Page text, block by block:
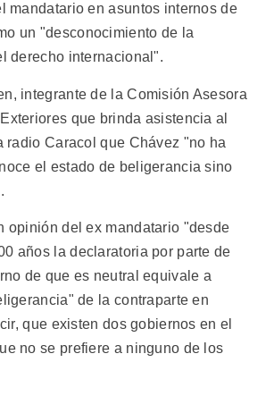
mandatario en asuntos internos de
un "desconocimiento de la
derecho internacional".
integrante de la Comisión Asesora
que brinda asistencia al
radio Caracol que Chávez "no ha
el estado de beligerancia sino
opinión del ex mandatario "desde
años la declaratoria por parte de
de que es neutral equivale a
de la contraparte en
que existen dos gobiernos en el
no se prefiere a ninguno de los